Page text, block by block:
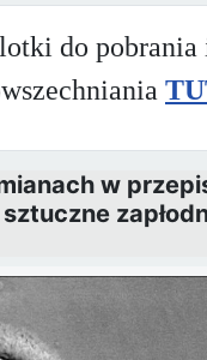
do pobrania
w